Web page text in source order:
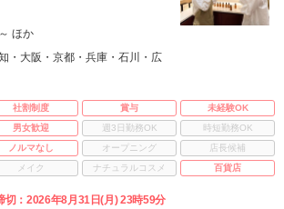
ほか
・大阪・京都・兵庫・石川・広
社割制度 賞与
未経験OK
男女歓迎 週3日勤務OK
時短勤務OK
ノルマなし オープニング
店長候補
メイク ナチュラルコスメ 百貨店
切：2026年8月31日(月) 23時59分